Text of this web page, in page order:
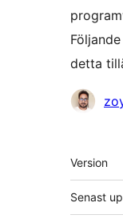
detta
Meta
Version
Senast